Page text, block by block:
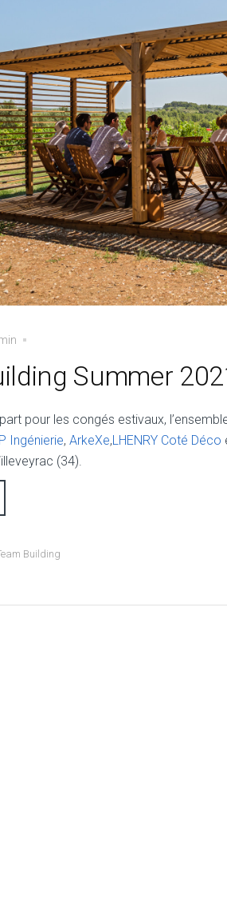
Summer
pour les congés estivaux,
Ingénierie, ArkeXe,LHENRY Coté Déco
(34).
Building